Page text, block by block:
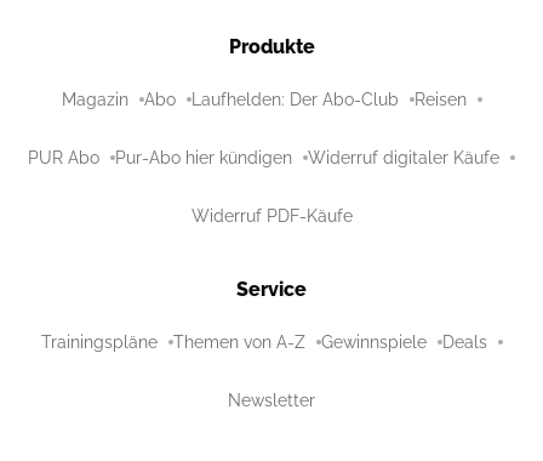
Produkte
Magazin Abo Laufhelden: Der Abo-Club Reisen
PUR Abo Pur-Abo hier kündigen Widerruf digitaler Käufe
Widerruf PDF-Käufe
Service
Trainingspläne Themen von A-Z Gewinnspiele Deals
Newsletter